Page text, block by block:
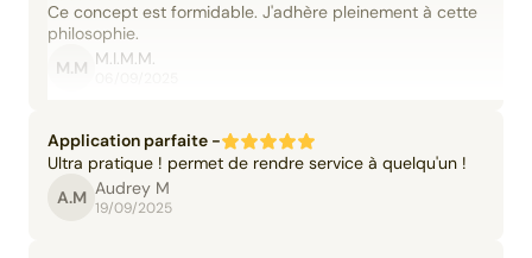
Ce concept est formidable. J'adhère pleinement à cette
philosophie.
M.M M.I.M.M.
Application parfaite -
Ultra pratique ! permet de rendre service à quelqu'un !
A.M Audrey M
19/09/2025